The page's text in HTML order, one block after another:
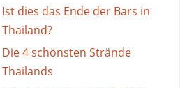
Ist dies das Ende der Bars in
Thailand?
Die 4 schönsten Strände
Thailands